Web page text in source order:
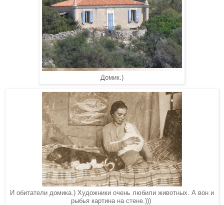
Домик.)
И обитатели домика.) Художники очень любили животных. А вон и
рыбья картина на стене.)))